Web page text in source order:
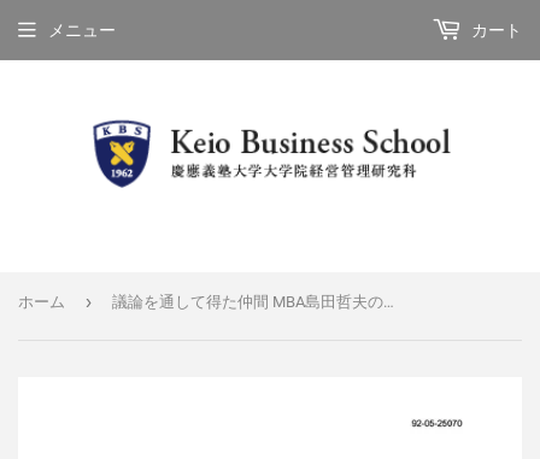
メニュー カート
ホーム › 議論を通して得た仲間 MBA島田哲夫の場合